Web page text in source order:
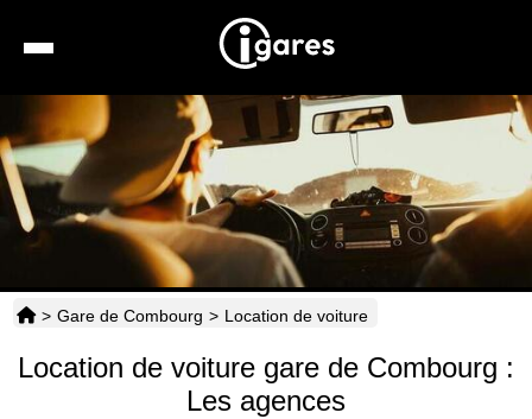
Recherche
Location de voiture
Hôtels
Taxis
Horaires
> Gare de Combourg > Location de voiture
Location de voiture gare de Combourg :
Les agences